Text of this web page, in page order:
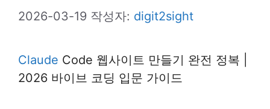
2026-03-19 작성자: digit2sight
Claude Code 웹사이트 만들기 완전 정복 |
2026 바이브 코딩 입문 가이드